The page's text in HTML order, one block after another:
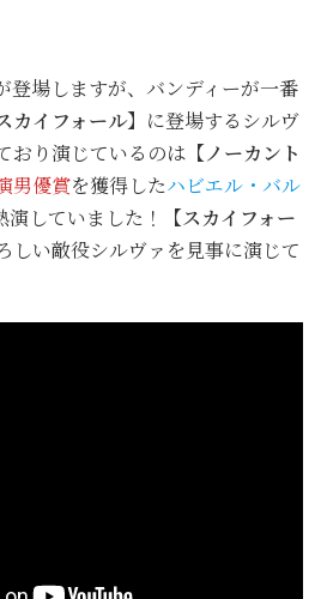
登場しますが、バンディーが一番
カイフォール】 に登場するシルヴ
おり演じているのは 【ノーカント
男優賞を獲得したハビエル・バル
していました！
【スカイフォー
しい敵役シルヴァを見事に演じて